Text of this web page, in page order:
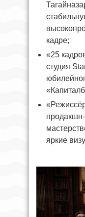
кадре;
«25
студия
продакшн-
яркие